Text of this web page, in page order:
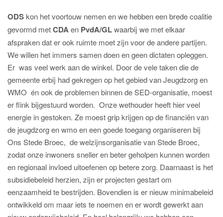
ODSkon het voortouw nemen en we hebben een brede coalitie
gevormd metCDAen PvdA/GLwaarbij we met elkaar
afspraken dat er ook ruimte moet zijn voor de andere partijen.
We willen het immers samen doen en geen dictaten opleggen.
Er was veel werk aan de winkel. Door de vele taken die de
gemeente erbij had gekregen op het gebied van Jeugdzorg en
WMO én ook de problemen binnen de SED-organisatie, moest
er flink bijgestuurd worden. Onze wethouder heeft hier veel
energie in gestoken. Ze moest grip krijgen op de financiën van
de jeugdzorg en wmo en een goede toegang organiseren bij
Ons Stede Broec, de welzijnsorganisatie van Stede Broec,
zodat onze inwoners sneller en beter geholpen kunnen worden
en regionaal invloed uitoefenen op betere zorg. Daarnaast is het
subsidiebeleid herzien, zijn er projecten gestart om
eenzaamheid te bestrijden. Bovendien is er nieuw minimabeleid
ontwikkeld om maar iets te noemen en er wordt gewerkt aan